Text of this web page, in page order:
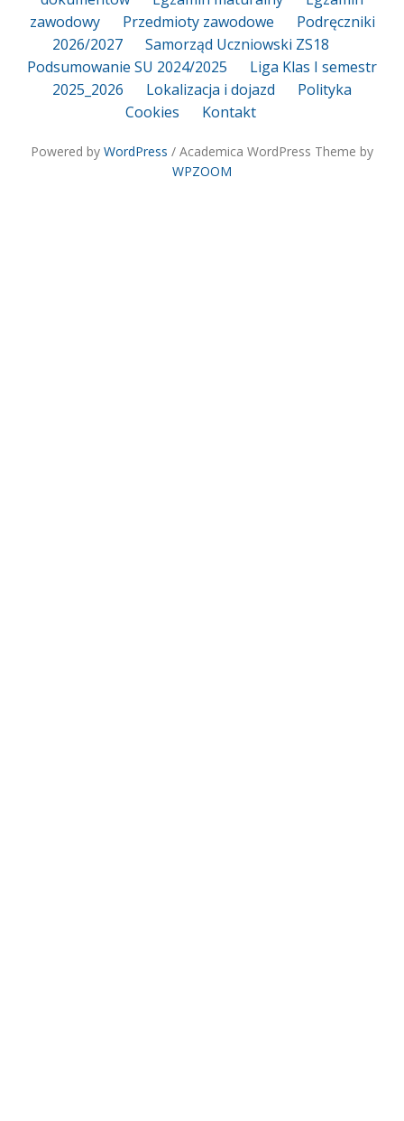
zawodowy
Przedmioty zawodowe
Podręczniki
2026/2027
Samorząd Uczniowski ZS18
Podsumowanie SU 2024/2025
Liga Klas I semestr
2025_2026
Lokalizacja i dojazd
Polityka
Cookies
Kontakt
Powered by WordPress / Academica WordPress Theme by
WPZOOM